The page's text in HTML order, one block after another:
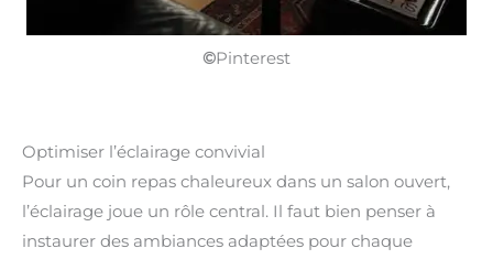
©Pinterest
Optimiser l’éclairage convivial
Pour un coin repas chaleureux dans un salon ouvert,
l’éclairage joue un rôle central. Il faut bien penser à
instaurer des ambiances adaptées pour chaque